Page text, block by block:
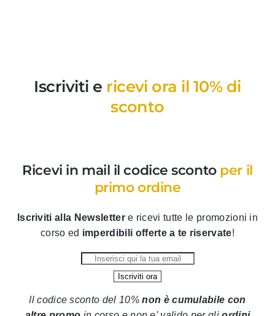
Iscriviti e ricevi ora il 10% di
sconto
Ricevi in mail il codice sconto per il
primo ordine
Iscriviti alla Newslettere ricevi tutte le promozioni in
corso ed imperdibili offerte a te riservate!
Il codice sconto del 10%non è cumulabile con